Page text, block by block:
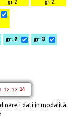
gr. 2 gr. 2
gr. 2 gr. 3
12 13 14
i dati in modalità